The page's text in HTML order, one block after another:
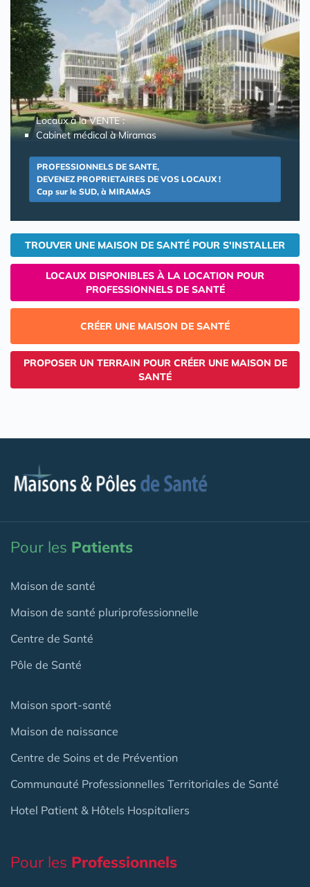
Locaux à la VENTE :
Cabinet médical à Miramas
PROFESSIONNELS DE SANTE,
DEVENEZ PROPRIETAIRES DE VOS LOCAUX !
Cap sur le SUD, à MIRAMAS
TROUVER UNE MAISON DE SANTÉ POUR S'INSTALLER
LOCAUX DISPONIBLES À LA LOCATION POUR
PROFESSIONNELS DE SANTÉ
CRÉER UNE MAISON DE SANTÉ
PROPOSER UN TERRAIN POUR CRÉER UNE MAISON DE
SANTÉ
Pour les Patients
Maison de santé
Maison de santé pluriprofessionnelle
Centre de Santé
Pôle de Santé
Maison sport-santé
Maison de naissance
Centre de Soins et de Prévention
Communauté Professionnelles Territoriales de Santé
Hotel Patient & Hôtels Hospitaliers
Pour les Professionnels